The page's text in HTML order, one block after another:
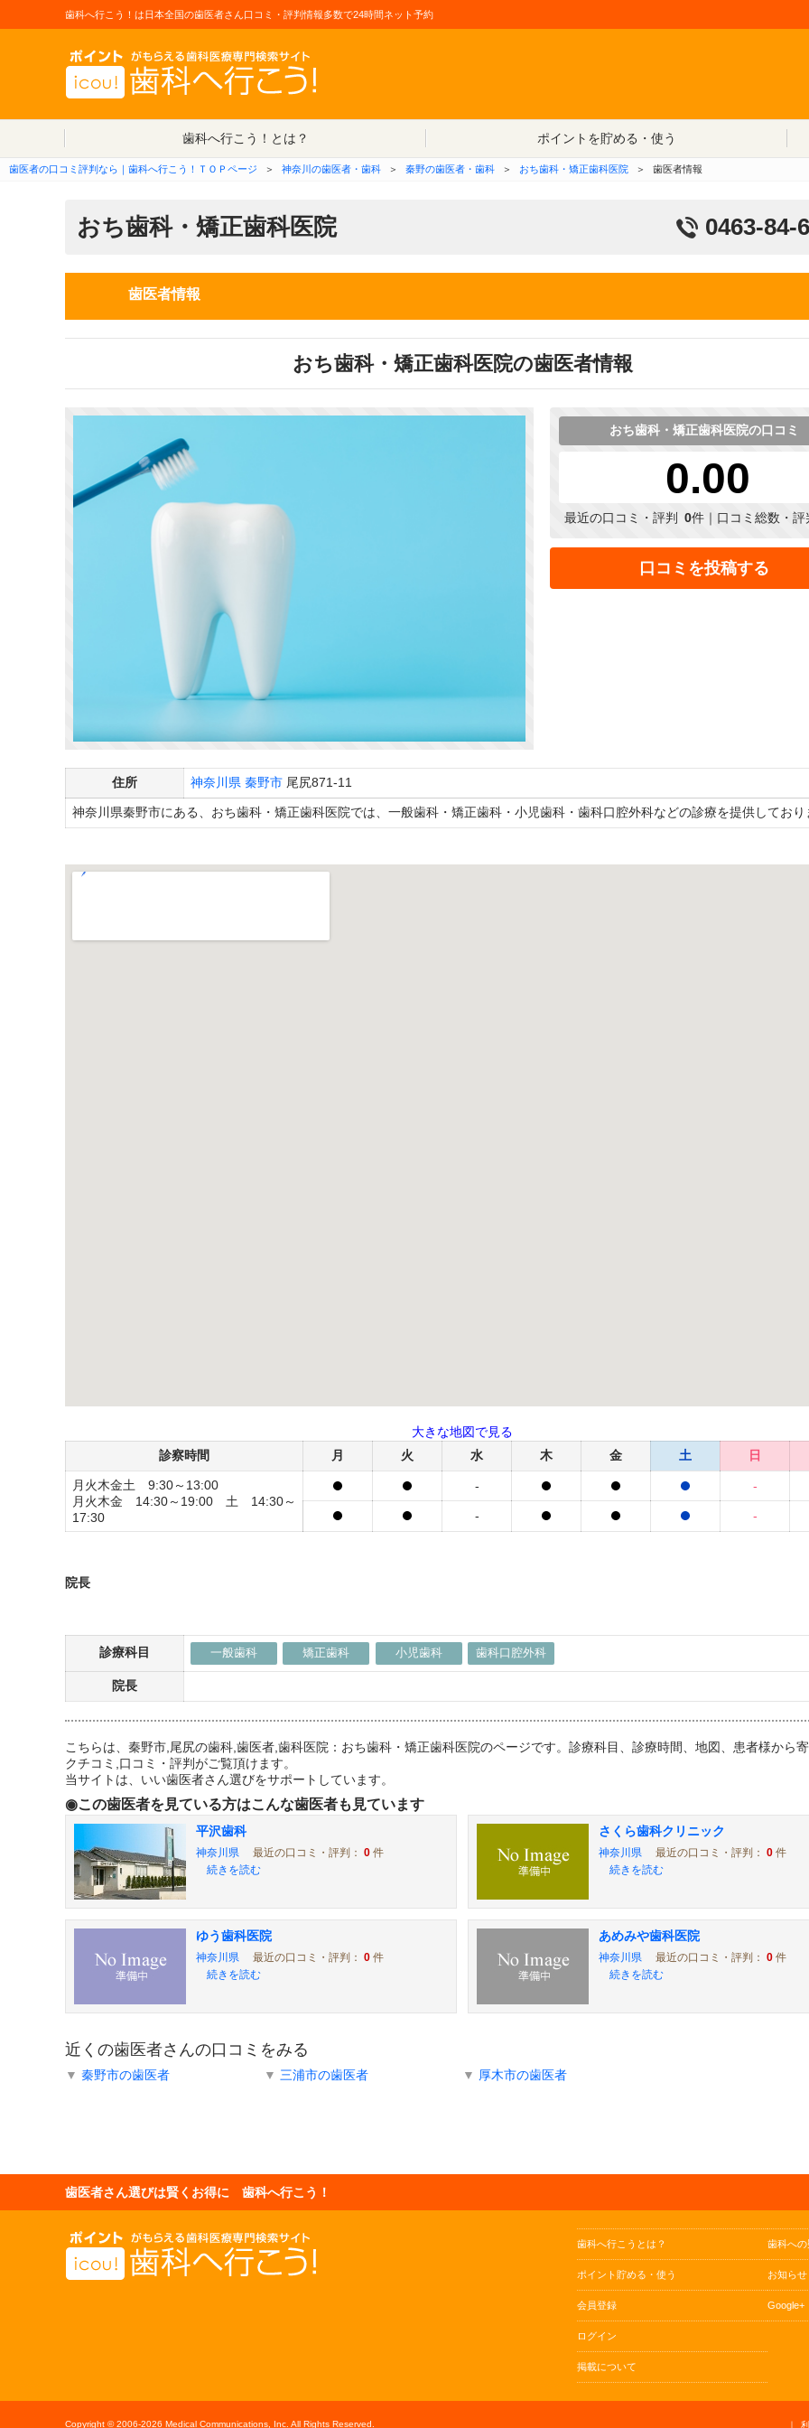
歯科へ行こう！は日本全国の歯医者さん口コミ・評判情報多数で24時間ネット予約
歯科へ行こう！とは？
ポイントを貯める・使う
歯医者の口コミ評判なら｜歯科へ行こう！ＴＯＰページ ＞ 神奈川の歯医者・歯科 ＞ 秦野の歯医者・歯科 ＞ おち歯科・矯正歯科医院 ＞ 歯医者情報
おち歯科・矯正歯科医院 0463-84-
歯医者情報
おち歯科・矯正歯科医院の歯医者情報
おち歯科・矯正歯科医院の口コミ
0.00
最近の口コミ・評判 0件｜口コミ総数・評
口コミを投稿する
住所 神奈川県 秦野市 尾尻871-11
神奈川県秦野市にある、おち歯科・矯正歯科医院では、一般歯科・矯正歯科・小児歯科・歯科口腔外科などの診療を提供しており
大きな地図で見る
診察時間
月 火 水 木 金 土 日
月火木金土 9:30～13:00
月火木金 14:30～19:00 土 14:30～
17:30
- -
- -
院長
診療科目 一般歯科 矯正歯科 小児歯科 歯科口腔外科
院長
こちらは、秦野市,尾尻の歯科,歯医者,歯科医院：おち歯科・矯正歯科医院のページです。診療科目、診療時間、地図、患者様から
クチコミ,口コミ・評判がご覧頂けます。
当サイトは、いい歯医者さん選びをサポートしています。
◉この歯医者を見ている方はこんな歯医者も見ています
平沢歯科
神奈川県 最近の口コミ・評判： 0件
続きを読む
さくら歯科クリニック
神奈川県 最近の口コミ・評判： 0件
続きを読む
ゆう歯科医院
神奈川県 最近の口コミ・評判： 0件
続きを読む
あめみや歯科医院
神奈川県 最近の口コミ・評判： 0件
続きを読む
近くの歯医者さんの口コミをみる
▼ 秦野市の歯医者 ▼ 三浦市の歯医者 ▼ 厚木市の歯医者
歯医者さん選びは賢くお得に 歯科へ行こう！
歯科へ行こうとは？
ポイント貯める・使う
会員登録
ログイン
掲載について
歯科へ
お知らせ
Google+
｜
Copyright © 2006-2026 Medical Communications, Inc. All Rights Reserved.